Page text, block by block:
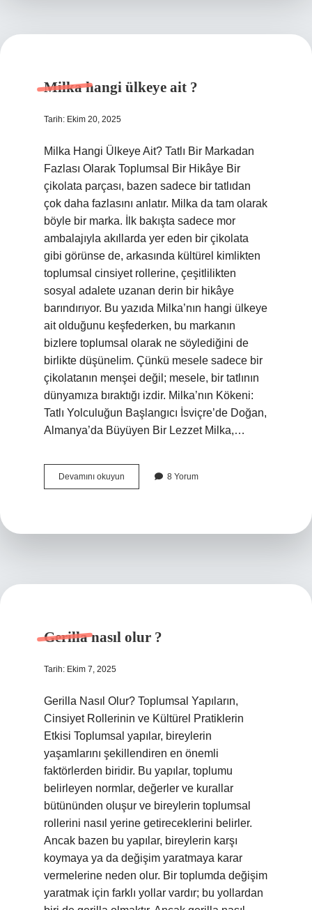
Milka hangi ülkeye ait ?
Tarih: Ekim 20, 2025
Milka Hangi Ülkeye Ait? Tatlı Bir Markadan
Fazlası Olarak Toplumsal Bir Hikâye Bir
çikolata parçası, bazen sadece bir tatlıdan
çok daha fazlasını anlatır. Milka da tam olarak
böyle bir marka. İlk bakışta sadece mor
ambalajıyla akıllarda yer eden bir çikolata
gibi görünse de, arkasında kültürel kimlikten
toplumsal cinsiyet rollerine, çeşitlilikten
sosyal adalete uzanan derin bir hikâye
barındırıyor. Bu yazıda Milka’nın hangi ülkeye
ait olduğunu keşfederken, bu markanın
bizlere toplumsal olarak ne söylediğini de
birlikte düşünelim. Çünkü mesele sadece bir
çikolatanın menşei değil; mesele, bir tatlının
dünyamıza bıraktığı izdir. Milka’nın Kökeni:
Tatlı Yolculuğun Başlangıcı İsviçre’de Doğan,
Almanya’da Büyüyen Bir Lezzet Milka,…
Devamını okuyun
hangi
8 Yorum
Gerilla nasıl olur ?
Tarih: Ekim 7, 2025
Gerilla Nasıl Olur? Toplumsal Yapıların,
Cinsiyet Rollerinin ve Kültürel Pratiklerin
Etkisi Toplumsal yapılar, bireylerin
yaşamlarını şekillendiren en önemli
faktörlerden biridir. Bu yapılar, toplumu
belirleyen normlar, değerler ve kurallar
bütününden oluşur ve bireylerin toplumsal
rollerini nasıl yerine getireceklerini belirler.
Ancak bazen bu yapılar, bireylerin karşı
koymaya ya da değişim yaratmaya karar
vermelerine neden olur. Bir toplumda değişim
yaratmak için farklı yollar vardır; bu yollardan